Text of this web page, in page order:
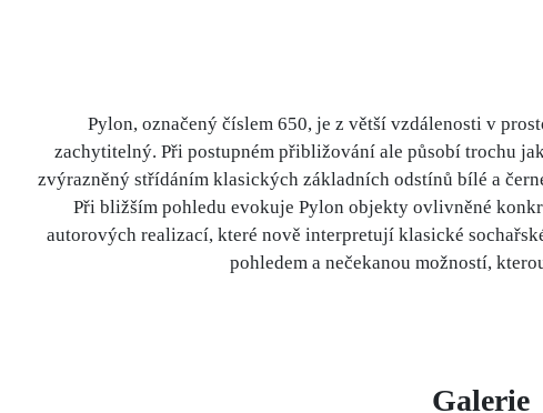
Pylon, označený číslem 650, je z větší vzdálenosti v
zachytitelný. Při postupném přibližování ale působí trochu
zvýrazněný střídáním klasických základních odstínů bílé a
Při bližším pohledu evokuje Pylon objekty ovlivněné
autorových realizací, které nově interpretují klasické
pohledem a nečekanou možností,
Galerie